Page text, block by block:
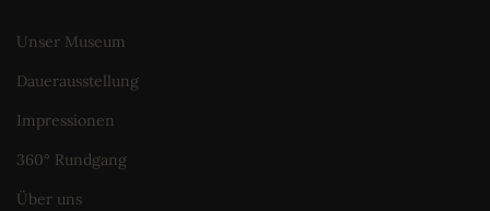
Unser Museum
Dauerausstellung
Impressionen
360° Rundgang
Über uns